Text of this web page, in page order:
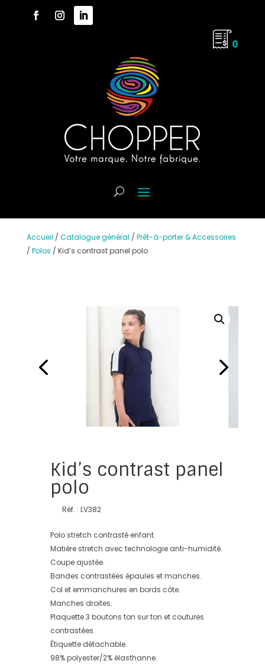
0
Accueil / Catalogue général / Prêt-à-porter & Accessoires
/ Polos / Kid’s contrast panel polo
Kid’s contrast panel
polo
Réf. : LV382
Polo stretch contrasté enfant.
Matière stretch avec technologie anti-humidité.
Coupe ajustée.
Bandes contrastées épaules et manches.
Col et emmanchures en bords côte.
Manches droites.
Plaquette 3 boutons ton sur ton et coutures
contrastées.
Étiquette détachable.
98% polyester/2% élasthanne.